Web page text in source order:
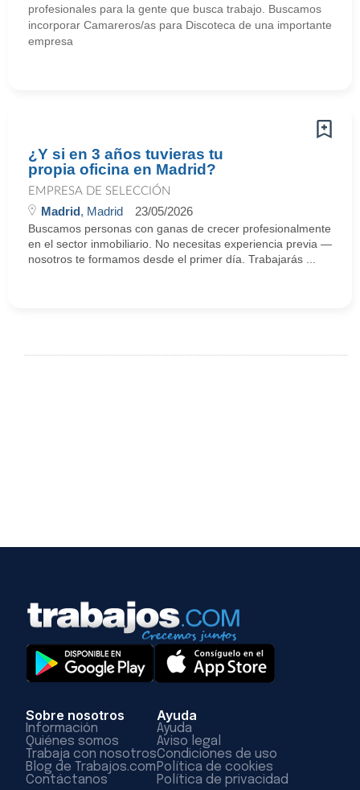
profesionales para la gente que busca trabajo. Buscamos
incorporar Camareros/as para Discoteca de una importante
empresa
¿Y si en 3 años tuvieras tu
propia oficina en Madrid?
EMPRESA DE SELECCIÓN
Madrid, Madrid 23/05/2026
Buscamos personas con ganas de crecer profesionalmente
en el sector inmobiliario. No necesitas experiencia previa —
nosotros te formamos desde el primer día. Trabajarás ...
Sobre nosotros
Información
Quiénes somos
Trabaja con nosotros
Blog de Trabajos.com
Contáctanos
Ayuda
Ayuda
Aviso legal
Condiciones de uso
Política de cookies
Política de privacidad